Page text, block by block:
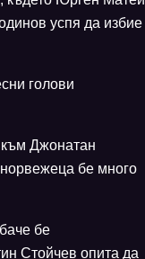
успя да избие
голови
към Джонатан
норвежеца бе много
бе
Стойчев опита да